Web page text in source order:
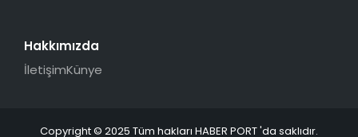
Hakkımızda
İletişimKünye
Copyright © 2025 Tüm hakları HABER PORT 'da saklıdır.